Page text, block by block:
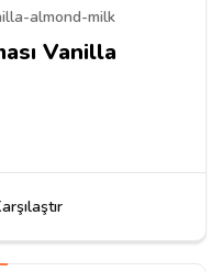
almond-milk
Vanilla